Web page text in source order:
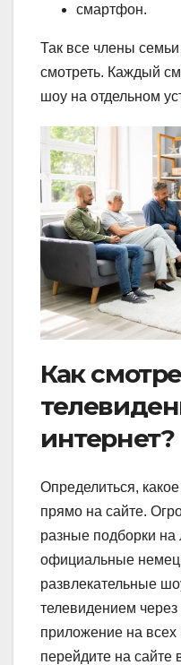
смартфон.
Так все члены семьи
смотреть. Каждый
шоу на отдельном
Как
интернет?
Определиться,
прямо на сайте.
разные подборки на
официальные
развлекательные
телевидением через
приложение на всех
перейдите на